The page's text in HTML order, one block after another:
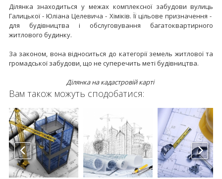
Ділянка знаходиться у межах комплексної забудови вулиць
Галицької - Юліана Целевича - Хіміків. Її цільове призначення -
для будівництва і обслуговування багатоквартирного
житлового будинку.
За законом, вона відноситься до категорії земель житлової та
громадської забудови, що не суперечить меті будівництва.
Ділянка на кадастровій карті
Вам також можуть сподобатися: